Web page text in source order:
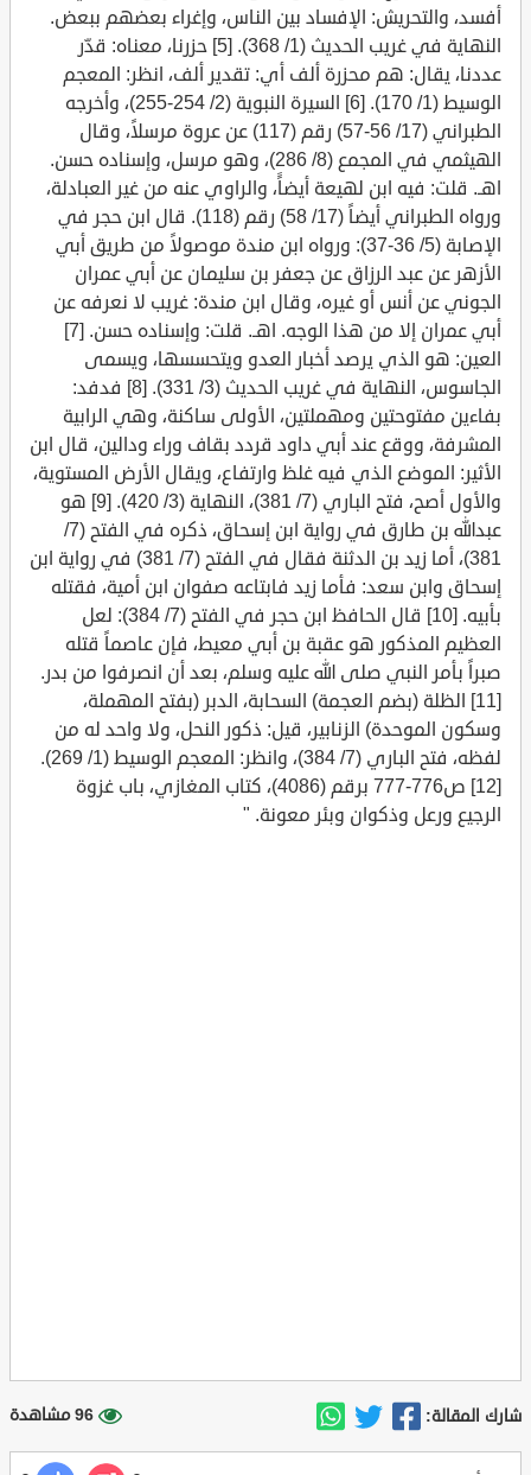
أفسد، والتحريش: الإفساد بين الناس، وإغراء بعضهم ببعض.
النهاية في غريب الحديث (1/ 368). [5] حزرنا، معناه: قدّر
عددنا، يقال: هم محزرة ألف أي: تقدير ألف، انظر: المعجم
الوسيط (1/ 170). [6] السيرة النبوية (2/ 254-255)، وأخرجه
الطبراني (17/ 56-57) رقم (117) عن عروة مرسلاً، وقال
الهيثمي في المجمع (8/ 286)، وهو مرسل، وإسناده حسن.
اهـ. قلت: فيه ابن لهيعة أيضاًَ، والراوي عنه من غير العبادلة،
ورواه الطبراني أيضاً (17/ 58) رقم (118). قال ابن حجر في
الإصابة (5/ 36-37): ورواه ابن مندة موصولاً من طريق أبي
الأزهر عن عبد الرزاق عن جعفر بن سليمان عن أبي عمران
الجوني عن أنس أو غيره، وقال ابن مندة: غريب لا نعرفه عن
أبي عمران إلا من هذا الوجه. اهـ. قلت: وإسناده حسن. [7]
العين: هو الذي يرصد أخبار العدو ويتحسسها، ويسمى
الجاسوس، النهاية في غريب الحديث (3/ 331). [8] فدفد:
بفاءين مفتوحتين ومهملتين، الأولى ساكنة، وهي الرابية
المشرفة، ووقع عند أبي داود قردد بقاف وراء ودالين، قال ابن
الأثير: الموضع الذي فيه غلظ وارتفاع، ويقال الأرض المستوية،
والأول أصح، فتح الباري (7/ 381)، النهاية (3/ 420). [9] هو
عبدالله بن طارق في رواية ابن إسحاق، ذكره في الفتح (7/
381)، أما زيد بن الدثنة فقال في الفتح (7/ 381) في رواية ابن
إسحاق وابن سعد: فأما زيد فابتاعه صفوان ابن أمية، فقتله
بأبيه. [10] قال الحافظ ابن حجر في الفتح (7/ 384): لعل
العظيم المذكور هو عقبة بن أبي معيط، فإن عاصماً قتله
صبراً بأمر النبي صلى الله عليه وسلم، بعد أن انصرفوا من بدر.
[11] الظلة (بضم العجمة) السحابة، الدبر (بفتح المهملة،
وسكون الموحدة) الزنابير، قيل: ذكور النحل، ولا واحد له من
لفظه، فتح الباري (7/ 384)، وانظر: المعجم الوسيط (1/ 269).
[12] ص776-777 برقم (4086)، كتاب المغازي، باب غزوة
الرجيع ورعل وذكوان وبئر معونة. "
شارك المقالة: 96 مشاهدة